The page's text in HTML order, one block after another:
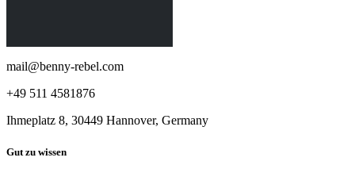
mail@benny-rebel.com
+49 511 4581876
Ihmeplatz 8, 30449 Hannover, Germany
Gut zu wissen